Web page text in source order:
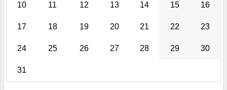
10 11 12 13 14 15 16
17 18 19 20 21 22 23
24 25 26 27 28 29 30
31